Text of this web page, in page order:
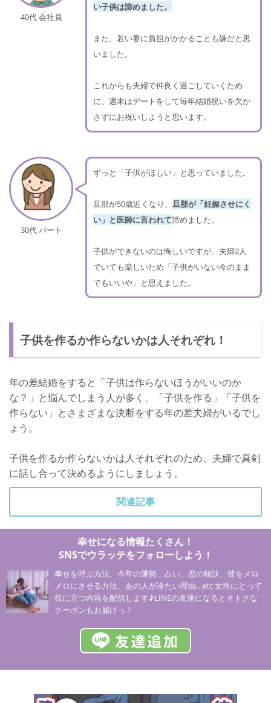
40代 会社員
い子供は諦めました。
また、若い妻に負担がかかることも嫌だと思
いました。
これからも夫婦で仲良く過ごしていくため
に、週末はデートをして毎年結婚祝いを欠か
さずにお祝いしようと思います。
30代 パート
ずっと「子供がほしい」と思っていました。
旦那が50歳近くなり、
旦那が「妊娠させにく
い」と医師に言われて諦めました。
子供ができないのは悔しいですが、夫婦2人
でいても楽しいため「子供がいない今のまま
でもいいや」と思えました。
子供を作るか作らないかは人それぞれ！
年の差結婚をすると「子供は作らないほうがいいのか
な？」と悩んでしまう人が多く、「子供を作る」「子供を
作らない」とさまざまな決断をする年の差夫婦がいるでし
ょう。
子供を作るか作らないかは人それぞれのため、夫婦で真剣
に話し合って決めるようにしましょう。
関連記事
幸せになる情報たくさん！
SNSでウラッテをフォローしよう！
幸せを呼ぶ方法、今年の運勢、占い、恋の秘訣、彼をメロ
メロにさせる方法、あの人が冷たい理由…etc 女性にとって
役に立つ内容を配信します♪LINEの友達になるとオトクな
クーポンもお届けっ！